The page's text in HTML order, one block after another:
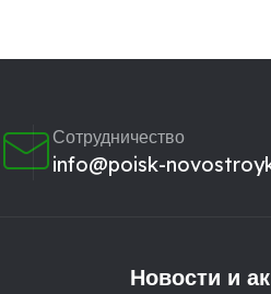
Сотрудничество
info@poisk-
Новости и